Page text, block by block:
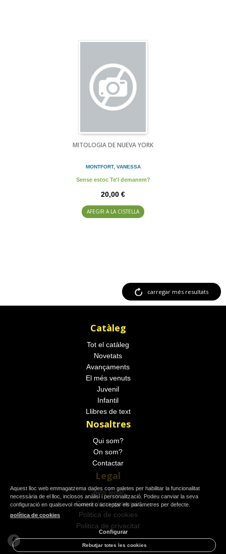
MITOLOGIA DE NUEVA YORK
MONTFORT, VANESSA
Sense estoc Te'l demanem?
20,00 €
AFEGIR A LA CISTELLA
carregar més resultats
Catàleg
Tot el catàleg
Novetats
Avançaments
El més venuts
Juvenil
Infantil
Llibres de text
Nosaltres
Qui som?
On som?
Contactar
Legal
Avís legal
Condicions generals
Politica de cookies
Politica de privacitat
Aquest lloc web emmagatzema dades com galetes per habilitar la funcionalitat
necessària de el lloc, inclosos anàlisi i personalització. Podeu canviar la seva
configuració en qualsevol moment o acceptar els paràmetres per defecte.
política de cookies
Configurar
Rebutjar totes les cookies